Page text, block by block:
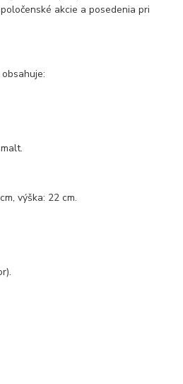
akcie a posedenia pri
výška: 22 cm.